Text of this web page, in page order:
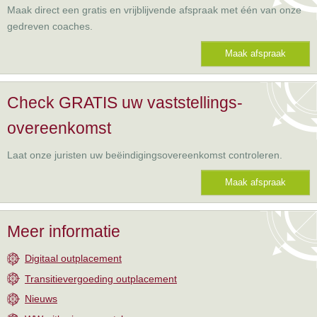
Maak direct een gratis en vrijblijvende afspraak met één van onze
gedreven coaches.
Maak afspraak
Check GRATIS uw vaststellings-
overeenkomst
Laat onze juristen uw beëindigingsovereenkomst controleren.
Maak afspraak
Meer informatie
Digitaal outplacement
Transitievergoeding outplacement
Nieuws